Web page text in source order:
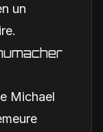
un
Michael